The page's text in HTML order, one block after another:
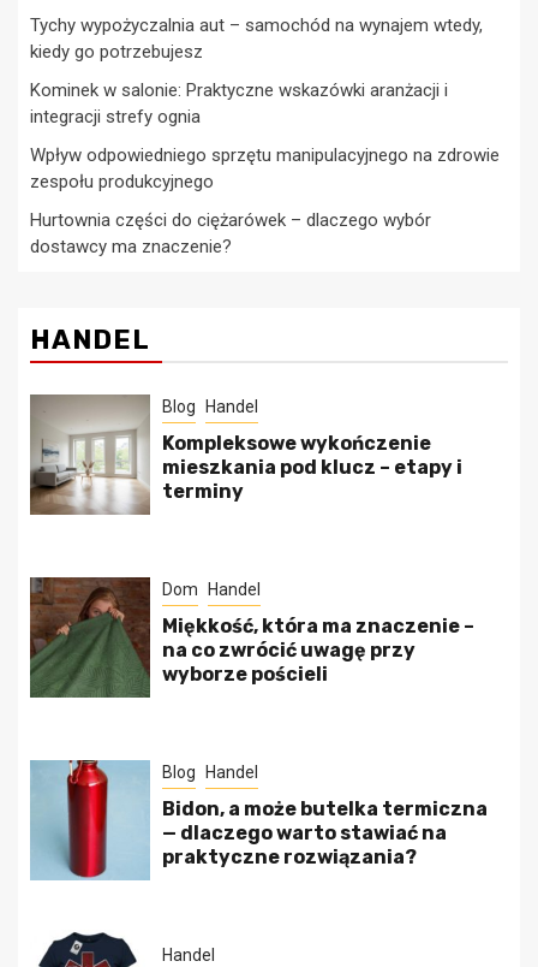
Tychy wypożyczalnia aut – samochód na wynajem wtedy,
kiedy go potrzebujesz
Kominek w salonie: Praktyczne wskazówki aranżacji i
integracji strefy ognia
Wpływ odpowiedniego sprzętu manipulacyjnego na zdrowie
zespołu produkcyjnego
Hurtownia części do ciężarówek – dlaczego wybór
dostawcy ma znaczenie?
HANDEL
Blog Handel
Kompleksowe wykończenie
mieszkania pod klucz – etapy i
terminy
Dom Handel
Miękkość, która ma znaczenie –
na co zwrócić uwagę przy
wyborze pościeli
Blog Handel
Bidon, a może butelka termiczna
— dlaczego warto stawiać na
praktyczne rozwiązania?
Handel